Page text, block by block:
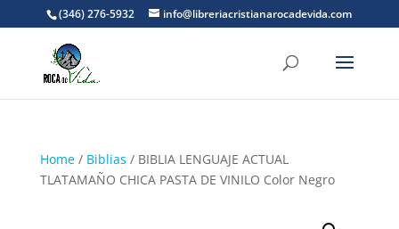
(346) 276-5932 info@libreriacristianarocadevida.com
Home/ Biblias / BIBLIA LENGUAJE ACTUAL
TLATAMAÑO CHICA PASTA DE VINILO Color Negro